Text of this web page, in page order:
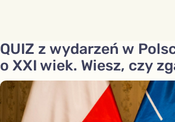
QUIZ z wydarzeń w
o XXI wiek. Wiesz, czy